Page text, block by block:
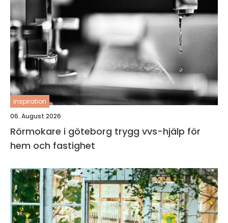
inspiration
06. August 2026
Rörmokare i göteborg trygg vvs-hjälp för
hem och fastighet